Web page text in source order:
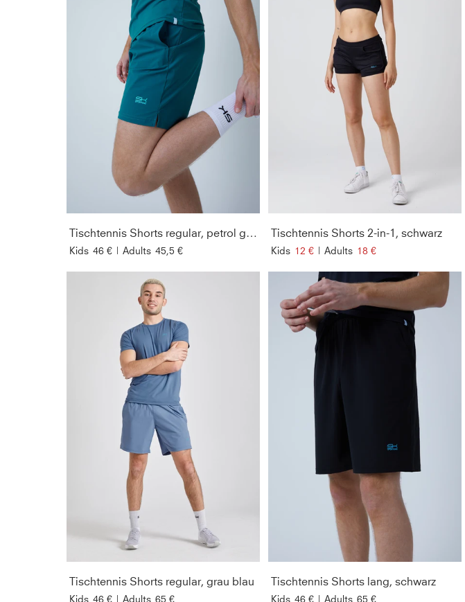
Tischtennis Shorts regular, petrol grün
Kids 46 € | Adults 45,5 €
Tischtennis Shorts 2-in-1, schwarz
Kids 12 € | Adults 18 €
Tischtennis Shorts regular, grau blau
Kids 46 € | Adults 65 €
Tischtennis Shorts lang, schwarz
Kids 46 € | Adults 65 €